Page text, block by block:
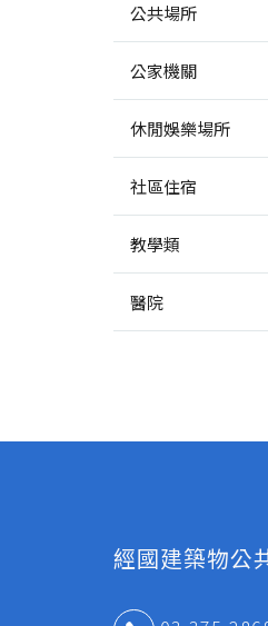
公共場所
公家機關
休閒娛樂場所
社區住宿
教學類
醫院
經國建築物公